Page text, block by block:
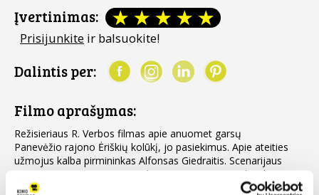
Įvertinimas:
Prisijunkite ir balsuokite!
Dalintis per:
Filmo aprašymas:
Režisieriaus R. Verbos filmas apie anuomet garsų
Panevėžio rajono Ėriškių kolūkį, jo pasiekimus. Apie ateities
užmojus kalba pirmininkas Alfonsas Giedraitis. Scenarijaus
autoriai: L. Pangonytė, R. Verba, operatorius J. Kazlauskas.
LKS filmas.
Daugiau